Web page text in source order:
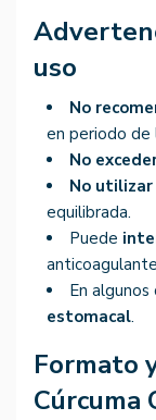
uso
No
en periodo de
No
No
equilibrada.
Puede
En algunos
estomacal.
Formato
Cúrcuma